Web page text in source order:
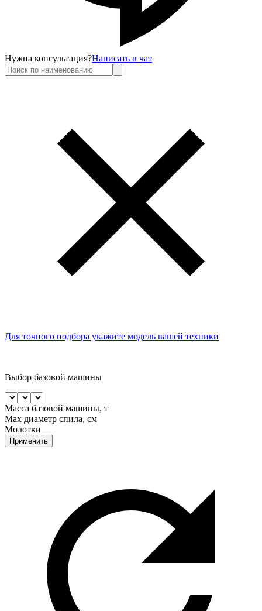
Нужна консультация?Написать в чат
Для точного подбора укажите модель вашей техники
Выбор базовой машины
Масса базовой машины, т
Max диаметр спила, см
Молотки